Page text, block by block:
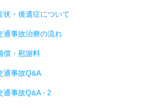
状・後遺症について
通事故治療の流れ
償・慰謝料
通事故Q&A
通事故Q&A - 2